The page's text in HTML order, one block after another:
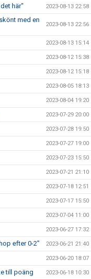
här" 2023-08-13 22:58
med en
2023-08-13 22:56
2023-08-13 15:14
2023-08-12 15:38
2023-08-12 15:18
2023-08-05 18:13
2023-08-04 19:20
2023-07-29 20:00
2023-07-28 19:50
2023-07-27 19:00
2023-07-23 15:50
2023-07-21 21:10
2023-07-18 12:51
2023-07-17 15:50
2023-07-04 11:00
2023-06-27 17:32
efter 0-2" 2023-06-21 21:40
2023-06-20 18:07
till poäng 2023-06-18 10:30